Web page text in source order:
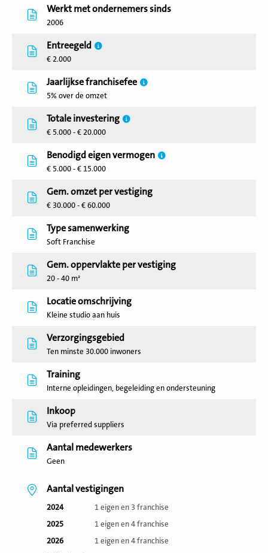
Werkt met ondernemers sinds
2006
Entreegeld
€ 2.000
Jaarlijkse franchisefee
5% over de omzet
Totale investering
€ 5.000 - € 20.000
Benodigd eigen vermogen
€ 5.000 - € 15.000
Gem. omzet per vestiging
€ 30.000 - € 60.000
Type samenwerking
Soft Franchise
Gem. oppervlakte per vestiging
20 - 40 m²
Locatie omschrijving
Kleine studio aan huis
Verzorgingsgebied
Ten minste 30.000 inwoners
Training
Interne opleidingen, begeleiding en ondersteuning
Inkoop
Via preferred suppliers
Aantal medewerkers
Geen
Aantal vestigingen
2024
1 eigen en 3 franchise
2025
1 eigen en 4 franchise
2026
1 eigen en 4 franchise